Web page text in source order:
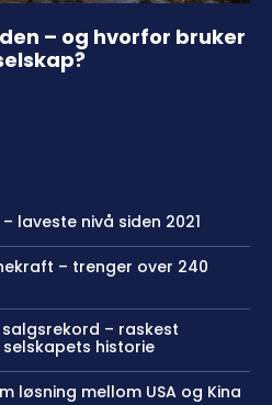
– og hvorfor bruker
laveste nivå siden 2021
– trenger over 240
– raskest
historie
løsning mellom USA og Kina